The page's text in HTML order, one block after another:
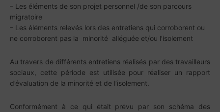
– Les éléments de son projet personnel /de son parcours
migratoire
– Les éléments relevés lors des entretiens qui corroborent ou
ne corroborent pas la minorité alléguée et/ou l’isolement
Au travers de différents entretiens réalisés par des travailleurs
sociaux, cette période est utilisée pour réaliser un rapport
d’évaluation de la minorité et de l’isolement.
Conformément à ce qui était prévu par son schéma des